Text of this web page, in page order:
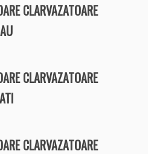
CLARVAZATOARE
CLARVAZATOARE
CLARVAZATOARE